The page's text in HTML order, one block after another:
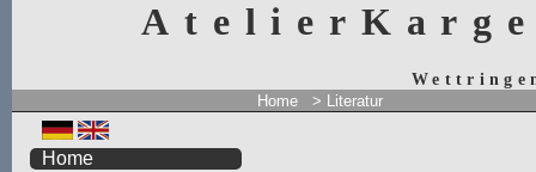
Home > Literatur
Home